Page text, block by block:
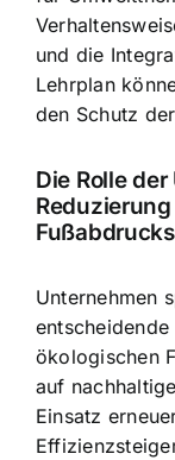
und die
Lehrplan
den Schutz
Die Rolle
Fußabdrucks
Unternehmen
ökologischen
auf
Einsatz